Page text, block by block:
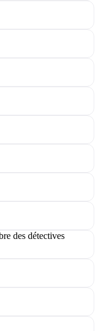
des détectives